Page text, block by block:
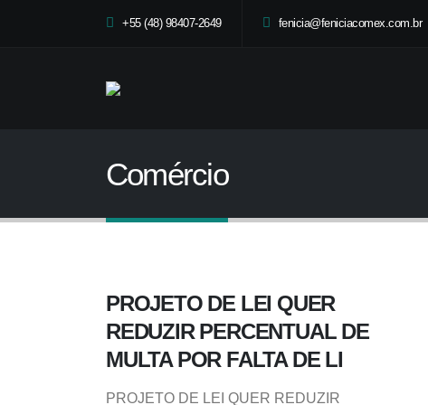
+55 (48) 98407-2649 fenicia@feniciacomex.com.br
Comércio
PROJETO DE LEI QUER
REDUZIR PERCENTUAL DE
MULTA POR FALTA DE LI
PROJETO DE LEI QUER REDUZIR